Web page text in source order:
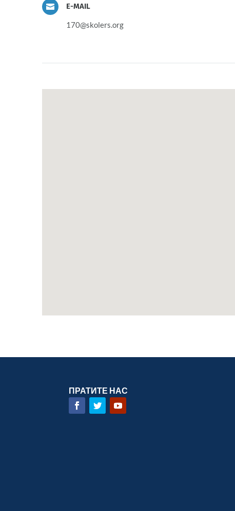

E-MAIL
170@skolers.org
ПРАТИТЕ НАС